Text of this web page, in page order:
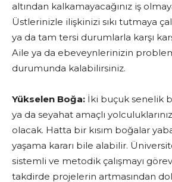
altından kalkamayacağınız iş
Üstlerinizle ilişkinizi sıkı tutmaya
ya da tam tersi durumlarla karşı
Aile ya da ebeveynlerinizin
durumunda kalabilirsiniz.
Yükselen Boğa: İki buçuk senelik
ya da seyahat amaçlı
olacak. Hatta bir kısım boğalar
yaşama kararı bile alabilir.
sistemli ve metodik çalışmayı
takdirde projelerin artmasından